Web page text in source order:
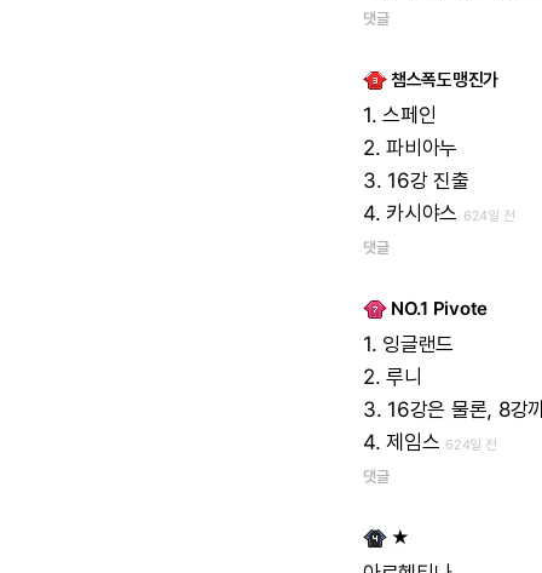
댓글
챔스폭도맹진가
1. 스페인
2.파비아누
3. 16강 진출
4. 카시야스 624일 전
댓글
NO.1 Pivote
1. 잉글랜드
2.루니
3. 16강은 물론, 8강
4.제임스 624일 전
댓글
★